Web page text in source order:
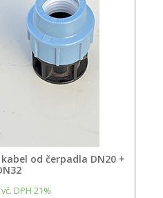
od čerpadla DN20 +
vč. DPH 21%